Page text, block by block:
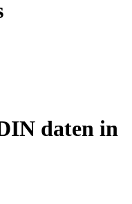
daten in